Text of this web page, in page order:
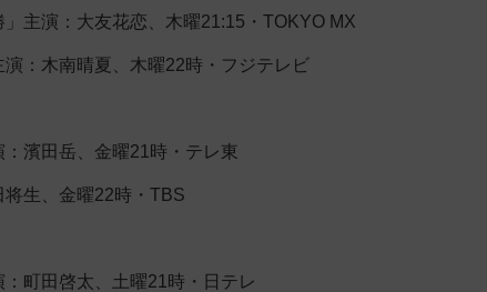
」主演：大友花恋、木曜21:15・TOKYO MX
演：木南晴夏、木曜22時・フジテレビ
：濱田岳、金曜21時・テレ東
将生、金曜22時・TBS
：町田啓太、土曜21時・日テレ